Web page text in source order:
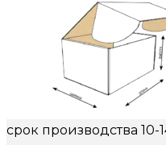
срок производства 10-